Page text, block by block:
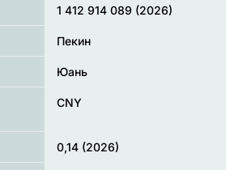
1 412 914 089 (2026)
Пекин
Юань
CNY
0,14 (2026)